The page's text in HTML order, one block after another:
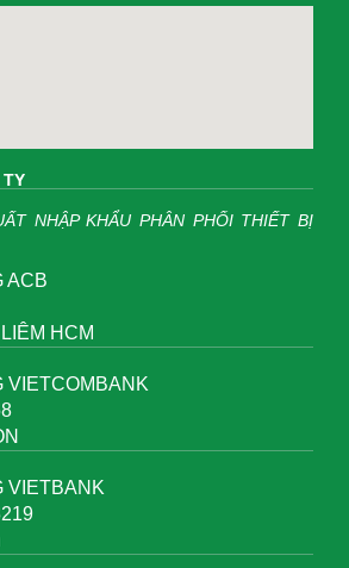
TY
NHẬP KHẨU PHÂN PHỐI THIẾT BỊ
ACB
HCM
VIETCOMBANK
VIETBANK